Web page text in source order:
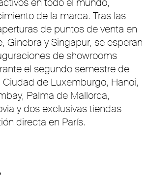
en todo el mundo,
de la marca. Tras las
de puntos de venta en
Ginebra y Singapur, se esperan
de showrooms
el segundo semestre de
de Luxemburgo, Hanoi,
Palma de Mallorca,
y dos exclusivas tiendas
directa en París.